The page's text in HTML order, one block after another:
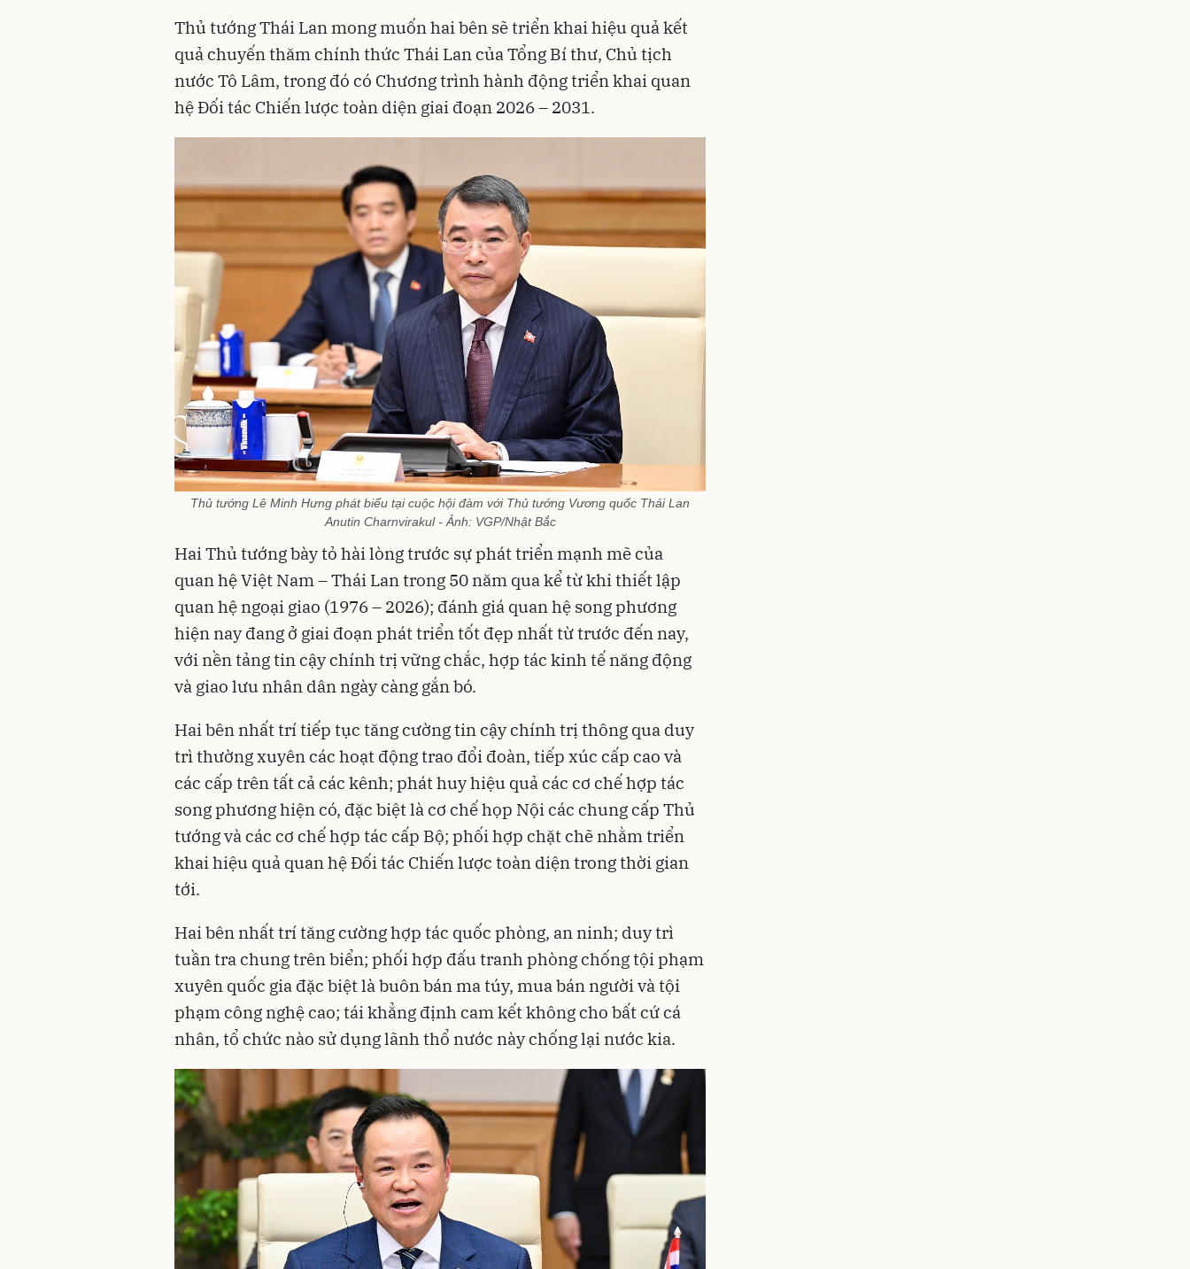
Thủ tướng Thái Lan mong muốn hai bên sẽ triển khai hiệu quả kết
quả chuyến thăm chính thức Thái Lan của Tổng Bí thư, Chủ tịch
nước Tô Lâm, trong đó có Chương trình hành động triển khai quan
hệ Đối tác Chiến lược toàn diện giai đoạn 2026 – 2031.
Thủ tướng Lê Minh Hưng phát biểu tại cuộc hội đàm với Thủ tướng Vương quốc Thái Lan
Anutin Charnvirakul - Ảnh: VGP/Nhật Bắc
Hai Thủ tướng bày tỏ hài lòng trước sự phát triển mạnh mẽ của
quan hệ Việt Nam – Thái Lan trong 50 năm qua kể từ khi thiết lập
quan hệ ngoại giao (1976 – 2026); đánh giá quan hệ song phương
hiện nay đang ở giai đoạn phát triển tốt đẹp nhất từ trước đến nay,
với nền tảng tin cậy chính trị vững chắc, hợp tác kinh tế năng động
và giao lưu nhân dân ngày càng gắn bó.
Hai bên nhất trí tiếp tục tăng cường tin cậy chính trị thông qua duy
trì thường xuyên các hoạt động trao đổi đoàn, tiếp xúc cấp cao và
các cấp trên tất cả các kênh; phát huy hiệu quả các cơ chế hợp tác
song phương hiện có, đặc biệt là cơ chế họp Nội các chung cấp Thủ
tướng và các cơ chế hợp tác cấp Bộ; phối hợp chặt chẽ nhằm triển
khai hiệu quả quan hệ Đối tác Chiến lược toàn diện trong thời gian
tới.
Hai bên nhất trí tăng cường hợp tác quốc phòng, an ninh; duy trì
tuần tra chung trên biển; phối hợp đấu tranh phòng chống tội phạm
xuyên quốc gia đặc biệt là buôn bán ma túy, mua bán người và tội
phạm công nghệ cao; tái khẳng định cam kết không cho bất cứ cá
nhân, tổ chức nào sử dụng lãnh thổ nước này chống lại nước kia.